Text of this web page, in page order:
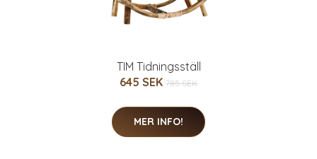
TIM Tidningsställ
645 SEK 785 SEK
MER INFO!